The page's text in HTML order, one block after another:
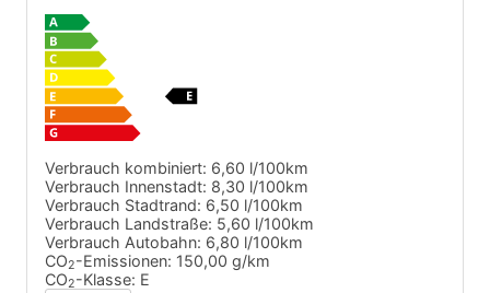
Verbrauch kombiniert: 6,60 l/100km
Verbrauch Innenstadt: 8,30 l/100km
Verbrauch Stadtrand: 6,50 l/100km
Verbrauch Landstraße: 5,60 l/100km
Verbrauch Autobahn: 6,80 l/100km
CO2-Emissionen: 150,00 g/km
CO2-Klasse: E